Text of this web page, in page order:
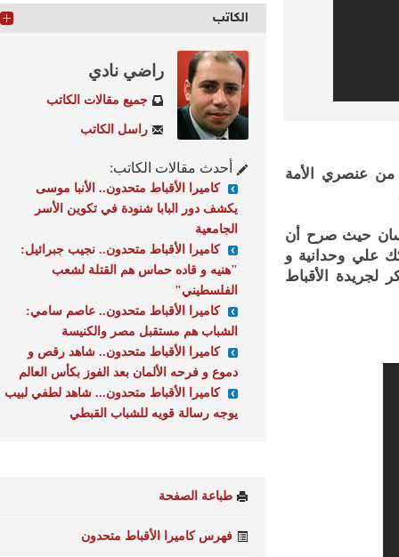
عنصري الأمة
حيث صرح أن
وحدانية و
الأقباط
الكاتب
راضي نادي
جميع مقالات الكاتب
راسل الكاتب
أحدث مقالات الكاتب:
كاميرا الأقباط متحدون.. الأنبا موسى
يكشف دور البابا شنودة في تكوين الأسر
الجامعية
كاميرا الأقباط متحدون.. نجيب جبرائيل:
"هنيه و قاده حماس هم القتلة لشعب
الفلسطيني"
كاميرا الأقباط متحدون.. عاصم سامي:
الشباب هم مستقبل مصر والكنيسة
كاميرا الأقباط متحدون.. شاهد رقص و
دموع و فرحه الألمان بعد الفوز بكأس العالم
كاميرا الأقباط متحدون... شاهد لطفي لبيب
يوجه رسالة قويه للشباب القبطي
طباعة الصفحة
فهرس كاميرا الأقباط متحدون